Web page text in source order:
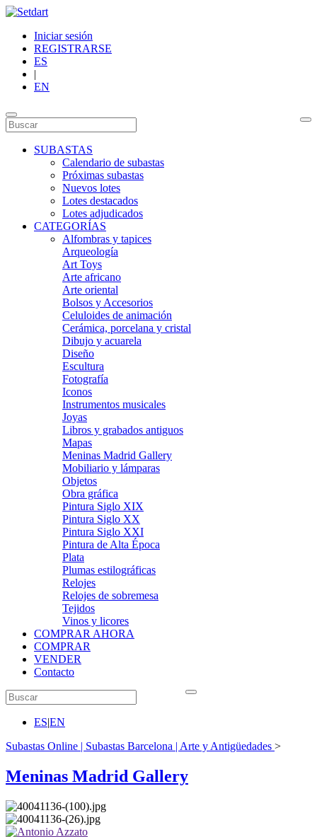
Iniciar sesión
REGISTRARSE
ES
|
EN
SUBASTAS
Calendario de subastas
Próximas subastas
Nuevos lotes
Lotes destacados
Lotes adjudicados
CATEGORÍAS
Alfombras y tapices
Arqueología
Art Toys
Arte africano
Arte oriental
Bolsos y Accesorios
Celuloides de animación
Cerámica, porcelana y cristal
Dibujo y acuarela
Diseño
Escultura
Fotografía
Iconos
Instrumentos musicales
Joyas
Libros y grabados antiguos
Mapas
Meninas Madrid Gallery
Mobiliario y lámparas
Objetos
Obra gráfica
Pintura Siglo XIX
Pintura Siglo XX
Pintura Siglo XXI
Pintura de Alta Época
Plata
Plumas estilográficas
Relojes
Relojes de sobremesa
Tejidos
Vinos y licores
COMPRAR AHORA
COMPRAR
VENDER
Contacto
ES|EN
Subastas Online | Subastas Barcelona | Arte y Antigüedades >
Meninas Madrid Gallery